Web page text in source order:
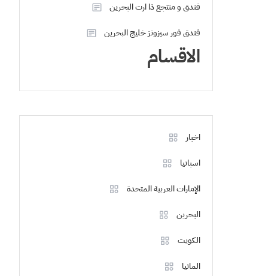
فندق و منتجع ذا ارت البحرين
فندق فور سيزونز خليج البحرين
الاقسام
اخبار
اسبانيا
الإمارات العربية المتحدة
البحرين
الكويت
المانيا